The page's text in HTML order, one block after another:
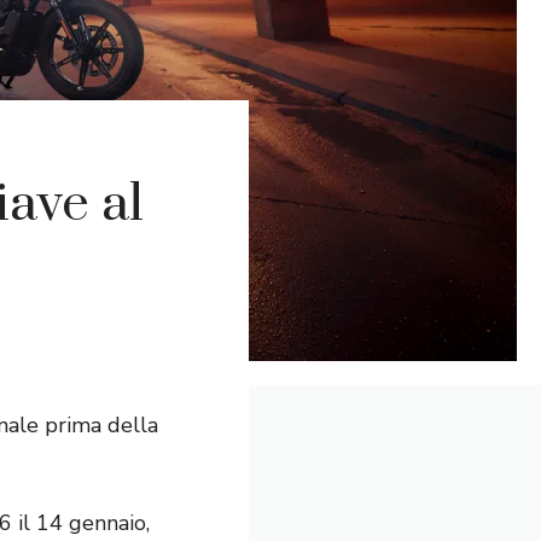
al
prima della
il 14 gennaio,